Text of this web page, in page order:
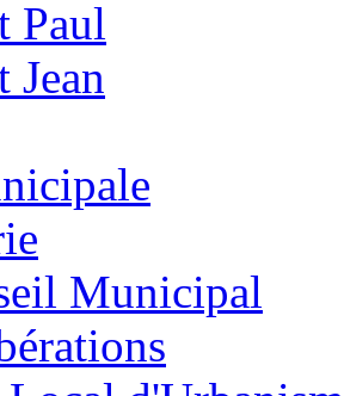
Paul
Jean
Municipal